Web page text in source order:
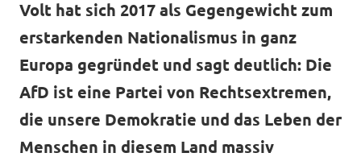
Volt hat sich 2017 als Gegengewicht zum
erstarkenden Nationalismus in ganz
Europa gegründet und sagt deutlich: Die
AfD ist eine Partei von Rechtsextremen,
die unsere Demokratie und das Leben der
Menschen in diesem Land massiv